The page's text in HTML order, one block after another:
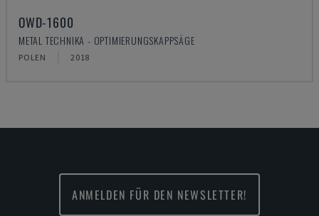
OWD-1600
METAL TECHNIKA - OPTIMIERUNGSKAPPSÄGE
POLEN 2018
ANMELDEN FÜR DEN NEWSLETTER!